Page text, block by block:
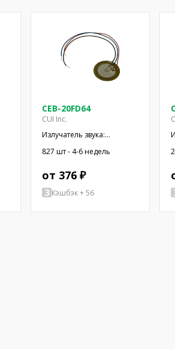
CEB-20FD64
CUI Inc.
Излучатель звука:
пьезоэлектрический
сигнализатор; провода
827 шт - 4-6 недель
от 376 ₽
Кэшбэк + 56